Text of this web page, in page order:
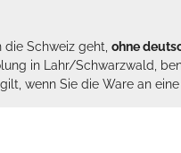
Schweiz geht, ohne
in Lahr/Schwarzwald,
wenn Sie die Ware an